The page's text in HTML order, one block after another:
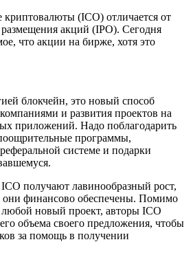
(ICO) отличается от
акций (IPO). Сегодня
что акции на бирже, хотя это
блокчейн, это новый способ
и развития проектов на
приложений. Надо поблагодарить
программы,
системе и подарки
получают лавинообразный рост,
финансово обеспечены. Помимо
новый проект, авторы ICO
объема своего предложения, чтобы
за помощь в получении